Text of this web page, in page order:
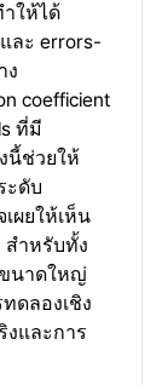
ำให้ได้
ละ errors-
ง
coefficient
ที่มี
นี้ช่วยให้
ะดับ
ผยให้เห็น
สำหรับทั้ง
นาดใหญ่
ดลองเชิง
งและการ